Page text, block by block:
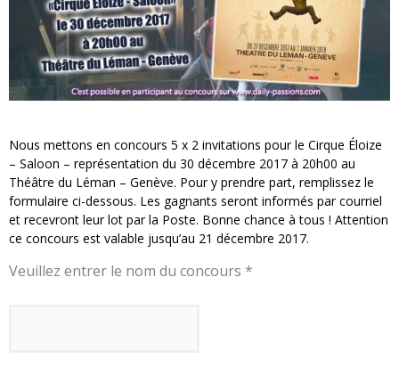
« Damn Them All » - Un duo de Choc !
Yoshi and the mysterious book
Nous mettons en concours 5 x 2 invitations pour le Cirque Éloize
– Saloon – représentation du 30 décembre 2017 à 20h00 au
Théâtre du Léman – Genève. Pour y prendre part, remplissez le
formulaire ci-dessous. Les gagnants seront informés par courriel
et recevront leur lot par la Poste. Bonne chance à tous ! Attention
ce concours est valable jusqu’au 21 décembre 2017.
Veuillez entrer le nom du concours *